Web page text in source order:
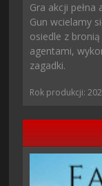
Gra akcji
Gun wcielamy
osiedle z
agentami,
zagadki.
Rok produkcji: